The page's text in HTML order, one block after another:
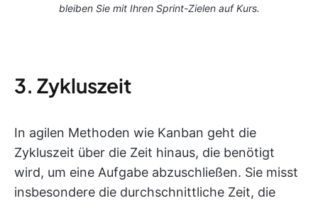
bleiben Sie mit Ihren Sprint-Zielen auf Kurs.
3. Zykluszeit
In agilen Methoden wie Kanban geht die
Zykluszeit über die Zeit hinaus, die benötigt
wird, um eine Aufgabe abzuschließen. Sie misst
insbesondere die durchschnittliche Zeit, die